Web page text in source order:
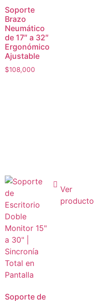
Soporte
Brazo
Neumático
de 17″ a 32″
Ergonómico
Ajustable
$108,000
Soporte de
Ver
producto